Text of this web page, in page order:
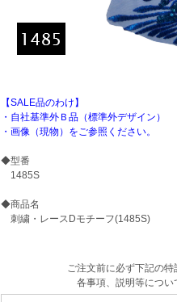
【SALE品のわけ】
・自社基準外Ｂ品（標準外デザイン）
・画像（現物）をご参照ください。
◆型番
1485S
◆商品名
刺繍・レースDモチーフ(1485S)
ご注文前に必ず下記の
各事項、説明等につい